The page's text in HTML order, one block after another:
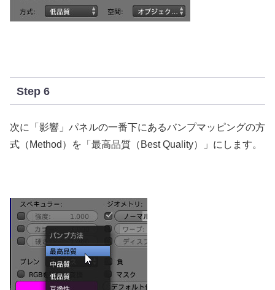
Step 6
次に「影響」パネルの一番下にあるバンプマッピングの方
式（Method）を「最高品質（Best Quality）」にします。